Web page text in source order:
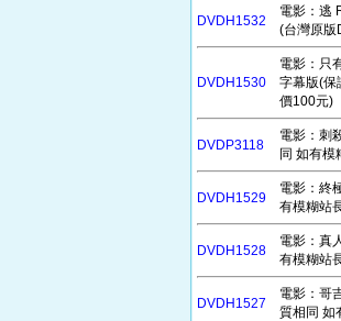
DVDH1532
電影：逃
(台灣原版
DVDH1530
電影：只
字幕版(保
價100元)
DVDP3118
電影：刺
同 如有
DVDH1529
電影：終
有模糊站
DVDH1528
電影：真
有模糊站
DVDH1527
電影：哥
質相同 如